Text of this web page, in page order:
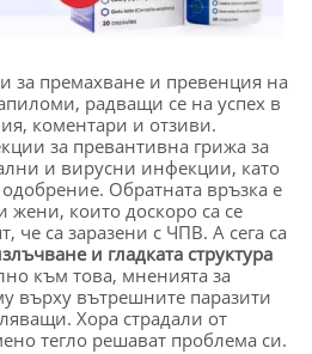
за премахване и превенция на
радващи се на успех в
коментари и отзиви.
за превантивна грижа за
и вирусни инфекции, като
Обратната връзка е
жени, които доскоро са се
че са заразени с ЧПВ. А сега са
и гладката структура
към това, мненията за
върху вътрешните паразити
Хора страдали от
тегло решават проблема си.